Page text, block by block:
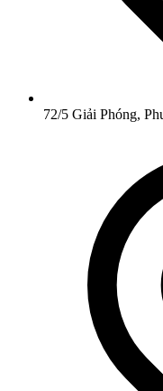
72/5 Giải Phóng,